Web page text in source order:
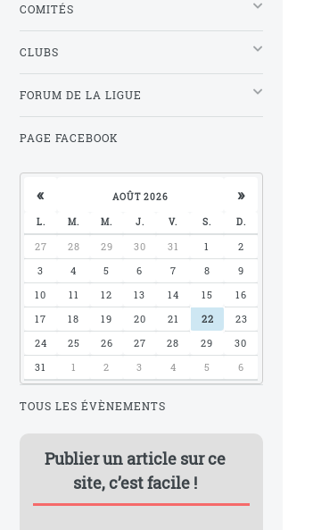
COMITÉS
CLUBS
FORUM DE LA LIGUE
PAGE FACEBOOK
« AOÛT 2026 »
L. M. M. J. V. S. D.
27 28 29 30 31 1
2
3
4 5 6 7 8
9
10
11 12 13 14 15
16
17
18 19 20 21 22
23
24
25 26 27 28 29
30
31
1 2 3 4 5 6
TOUS LES ÉVÈNEMENTS
Publier un article sur ce
site, c’est facile !